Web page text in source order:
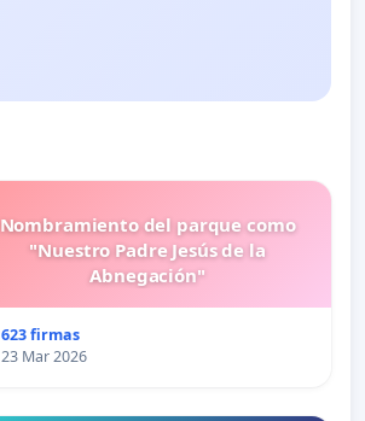
Nombramiento del parque como
"Nuestro Padre Jesús de la
Abnegación"
623 firmas
23 Mar 2026